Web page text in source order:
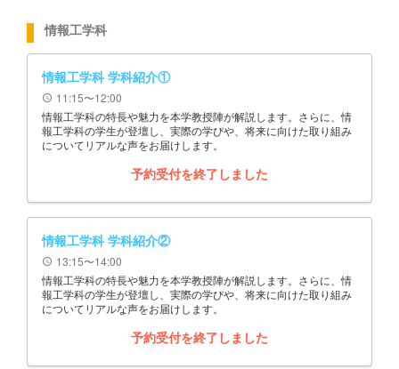
情報工学科
情報工学科 学科紹介①
schedule 11:15〜12:00
情報工学科の特長や魅力を本学教授陣が解説します。さらに、情
報工学科の学生が登壇し、実際の学びや、将来に向けた取り組み
についてリアルな声をお届けします。
予約受付を終了しました
情報工学科 学科紹介②
schedule 13:15〜14:00
情報工学科の特長や魅力を本学教授陣が解説します。さらに、情
報工学科の学生が登壇し、実際の学びや、将来に向けた取り組み
についてリアルな声をお届けします。
予約受付を終了しました